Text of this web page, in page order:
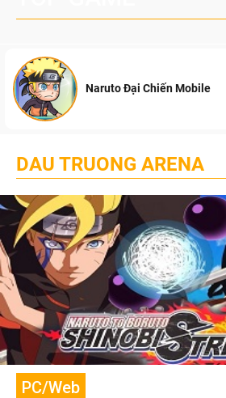
Naruto Đại Chiến Mobile
DAU TRUONG ARENA
PC/Web